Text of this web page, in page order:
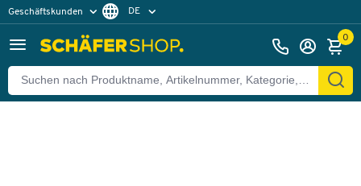
Geschäftskunden DE
0
Zurück